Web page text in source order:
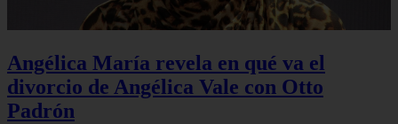
Angélica María revela en qué va el
divorcio de Angélica Vale con Otto
Padrón